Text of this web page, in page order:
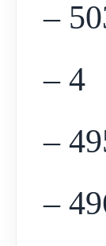
–
– 4
–
–